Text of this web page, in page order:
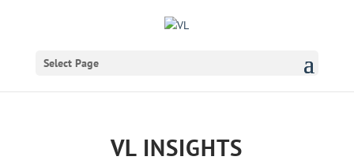
Select Page
VL INSIGHTS